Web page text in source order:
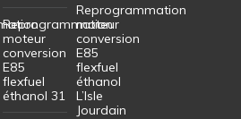
Reprogrammation
moteur
conversion
E85
flexfuel
éthanol 31
Reprogrammation
moteur
conversion
E85
flexfuel
éthanol
L’Isle
Jourdain